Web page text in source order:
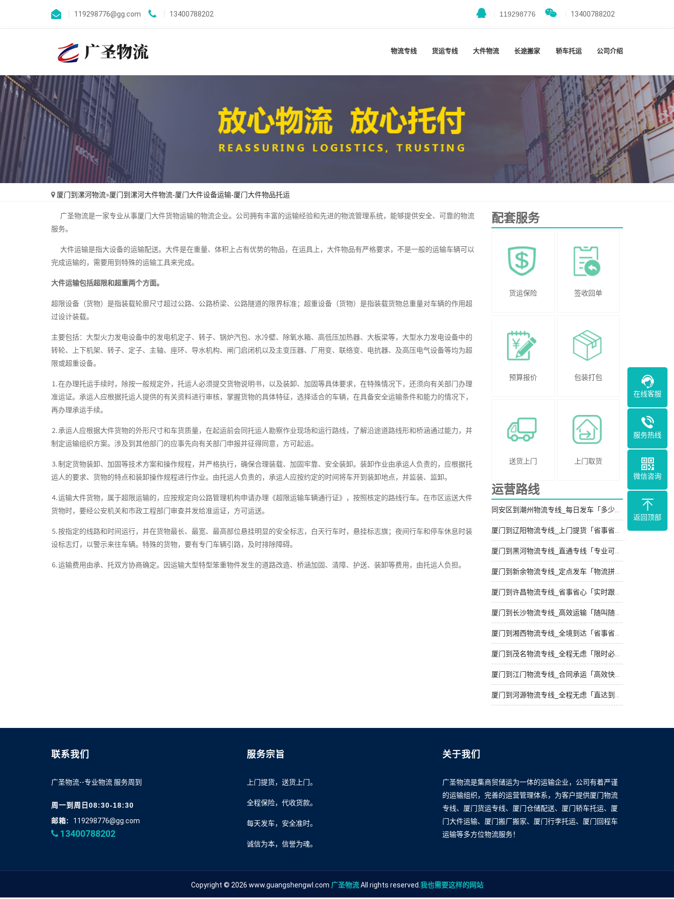
119298776@gg.com 13400788202 119298776 13400788202
物流专线 货运专线 大件物流 长途搬家 轿车托运 公司介绍
厦门到漯河物流»厦门到漯河大件物流-厦门大件设备运输-厦门大件物品托运
广圣物流是一家专业从事厦门大件货物运输的物流企业。公司拥有丰富的运输经验和先进的物流管理系统，能够提供安全、可靠的物流
服务。
大件运输是指大设备的运输配送。大件是在重量、体积上占有优势的物品，在运具上，大件物品有严格要求，不是一般的运输车辆可以
完成运输的，需要用到特殊的运输工具来完成。
大件运输包括超限和超重两个方面。
超限设备（货物）是指装载轮廓尺寸超过公路、公路桥梁、公路隧道的限界标准；超重设备（货物）是指装载货物总重量对车辆的作用超
过设计装载。
主要包括：大型火力发电设备中的发电机定子、转子、锅炉汽包、水冷壁、除氧水箱、高低压加热器、大板梁等，大型水力发电设备中的
转轮、上下机架、转子、定子、主轴、座环、导水机构、闸门启闭机以及主变压器、厂用变、联络变、电抗器、及高压电气设备等均为超
限或超重设备。
⒈在办理托运手续时，除按一般规定外，托运人必须提交货物说明书，以及装卸、加固等具体要求，在特殊情况下，还须向有关部门办理
准运证。承运人应根据托运人提供的有关资料进行审核，掌握货物的具体特征，选择适合的车辆，在具备安全运输条件和能力的情况下，
再办理承运手续。
⒉承运人应根据大件货物的外形尺寸和车货质量，在起运前会同托运人勘察作业现场和运行路线，了解沿途道路线形和桥涵通过能力，并
制定运输组织方案。涉及到其他部门的应事先向有关部门申报并征得同意，方可起运。
⒊制定货物装卸、加固等技术方案和操作规程，并严格执行，确保合理装载、加固牢靠、安全装卸。装卸作业由承运人负责的，应根据托
运人的要求、货物的特点和装卸操作规程进行作业。由托运人负责的，承运人应按约定的时间将车开到装卸地点，并监装、监卸。
⒋运输大件货物，属于超限运输的，应按规定向公路管理机构申请办理《超限运输车辆通行证》，按照核定的路线行车。在市区运送大件
货物时，要经公安机关和市政工程部门审查并发给准运证，方可运送。
⒌按指定的线路和时间运行，并在货物最长、最宽、最高部位悬挂明显的安全标志，白天行车时，悬挂标志旗；夜间行车和停车休息时装
设标志灯，以警示来往车辆。特殊的货物，要有专门车辆引路，及时排除障碍。
⒍运输费用由承、托双方协商确定。因运输大型特型笨重物件发生的道路改造、桥涵加固、清障、护送、装卸等费用，由托运人负担。
配套服务
货运保险 签收回单
预算报价 包装打包
送货上门 上门取货
运营路线
同安区到潮州物流专线_每日发车「多少公里」
厦门到辽阳物流专线_上门提货「省事省心」
厦门到黑河物流专线_直通专线「专业可靠」
厦门到新余物流专线_定点发车「物流拼车」
厦门到许昌物流专线_省事省心「实时跟踪 」
厦门到长沙物流专线_高效运输「随叫随到」
厦门到湘西物流专线_全境到达「省事省心」
厦门到茂名物流专线_全程无虑「限时必达」
厦门到江门物流专线_合同承运「高效快运」
厦门到河源物流专线_全程无虑「直达到站」
联系我们
广圣物流--专业物流 服务周到
周一到周日08:30-18:30
邮箱:
119298776@gg.com
13400788202
服务宗旨
上门提货，送货上门。
全程保险，代收货款。
每天发车，安全准时。
诚信为本，信誉为魂。
关于我们
广圣物流是集商贸储运为一体的运输企业，公司有着严谨
的运输组织，完善的运营管理体系，为客户提供厦门物流
专线、厦门货运专线、厦门仓储配送、厦门轿车托运、厦
门大件运输、厦门搬厂搬家、厦门行李托运、厦门回程车
运输等多方位物流服务！
Copyright © 2026 www.guangshengwl.com 广圣物流All rights reserved.我也需要这样的网站
在线客服
服务热线
微信咨询
返回顶部